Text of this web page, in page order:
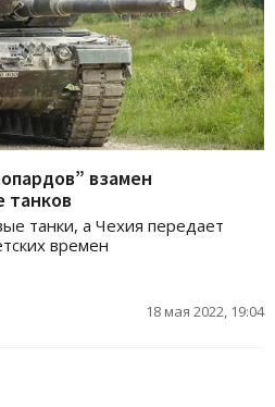
взамен
танков
танки, а Чехия передает
времен
18 мая 2022, 19:04